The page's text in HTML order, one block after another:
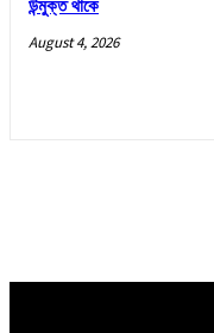
উন্মুক্ত থাকে
August 4, 2026